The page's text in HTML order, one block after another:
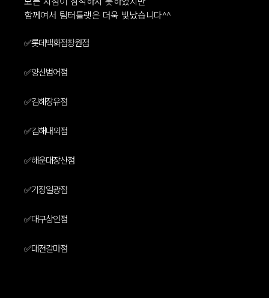
함께여서 팀터틀랫은 더욱 빛났습니다^^
✅️롯데백화점창원점
✅️양산범어점
✅️김해장유점
✅️김해내외점
✅️해운대장산점
✅️기장일광점
✅️대구상인점
✅️대전갈마점